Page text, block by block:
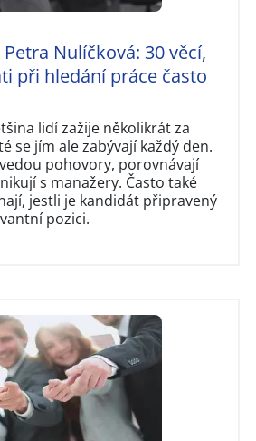
Nulíčková: 30 věcí,
při hledání práce často
lidí zažije několikrát za
se jím ale zabývají každý den.
pohovory, porovnávají
s manažery. Často také
jestli je kandidát připravený
pozici.